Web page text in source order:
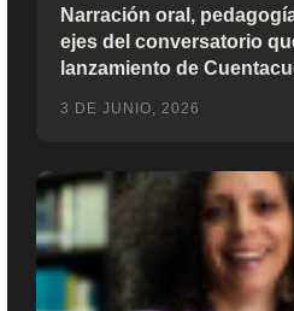
Narración oral,
ejes del conversatorio
lanzamiento de
3 DE JUNIO, 2026